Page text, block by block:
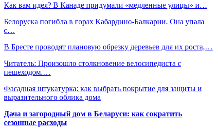
Как вам идея? В Канаде придумали «медленные улицы» и…
Белоруска погибла в горах Кабардино-Балкарии. Она упала
с…
В Бресте проводят плановую обрезку деревьев для их роста,…
Читатель: Произошло столкновение велосипедиста с
пешеходом.…
Фасадная штукатурка: как выбрать покрытие для защиты и
выразительного облика дома
Дача и загородный дом в Беларуси: как сократить
сезонные расходы